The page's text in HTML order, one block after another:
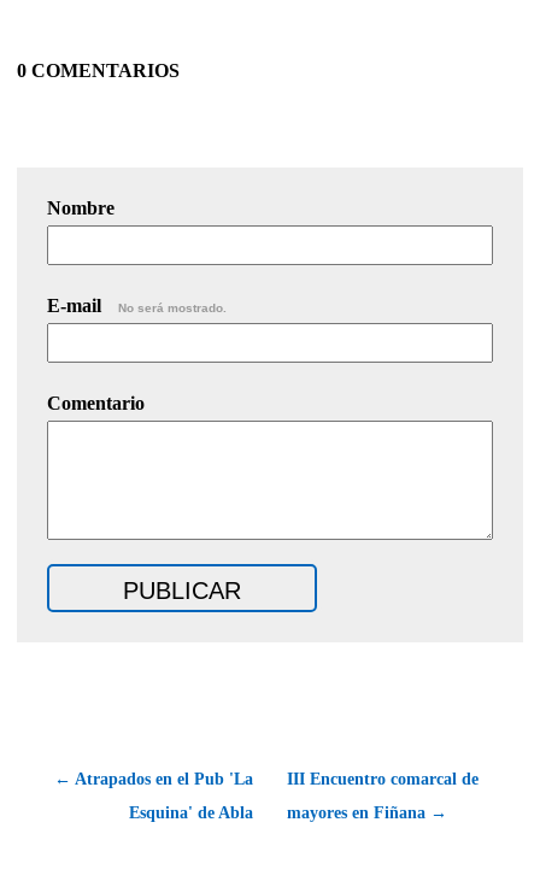
0 COMENTARIOS
Nombre
E-mail No será mostrado.
Comentario
← Atrapados en el Pub 'La
Esquina' de Abla
III Encuentro comarcal de
mayores en Fiñana →